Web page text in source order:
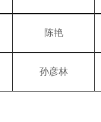
陈艳
孙彦林